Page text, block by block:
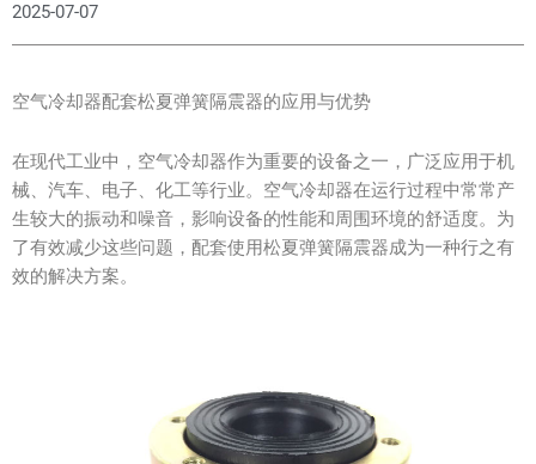
2025-07-07
空气冷却器配套松夏弹簧隔震器的应用与优势
在现代工业中，空气冷却器作为重要的设备之一，广泛应用于机
械、汽车、电子、化工等行业。空气冷却器在运行过程中常常产
生较大的振动和噪音，影响设备的性能和周围环境的舒适度。为
了有效减少这些问题，配套使用松夏弹簧隔震器成为一种行之有
效的解决方案。